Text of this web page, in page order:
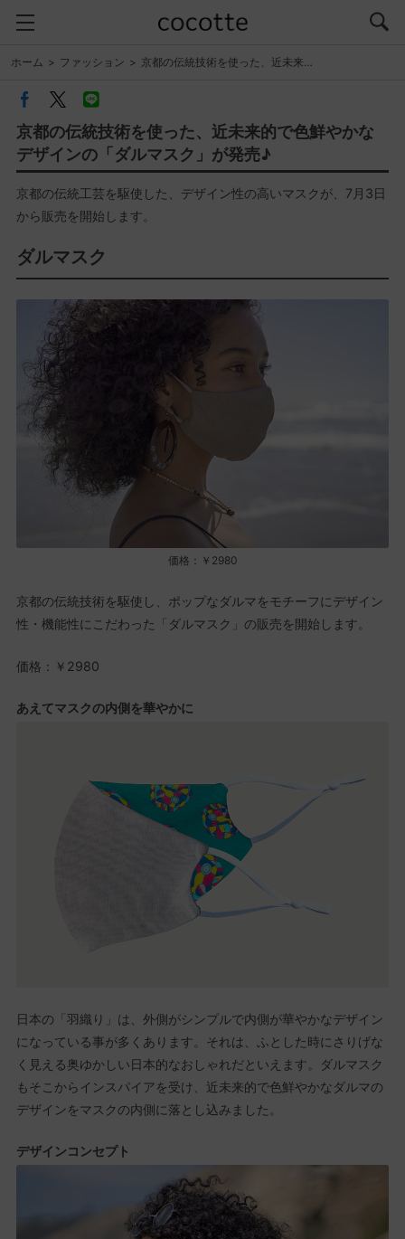
ホーム ファッション 京都の伝統技術を使った、近未来…
京都の伝統技術を使った、近未来的で色鮮やかな
デザインの「ダルマスク」が発売♪
京都の伝統工芸を駆使した、デザイン性の高いマスクが、7月3日
から販売を開始します。
ダルマスク
価格：￥2980
京都の伝統技術を駆使し、ポップなダルマをモチーフにデザイン
性・機能性にこだわった「ダルマスク」の販売を開始します。
価格：￥2980
あえてマスクの内側を華やかに
日本の「羽織り」は、外側がシンプルで内側が華やかなデザイン
になっている事が多くあります。それは、ふとした時にさりげな
く見える奥ゆかしい日本的なおしゃれだといえます。ダルマスク
もそこからインスパイアを受け、近未来的で色鮮やかなダルマの
デザインをマスクの内側に落とし込みました。
デザインコンセプト